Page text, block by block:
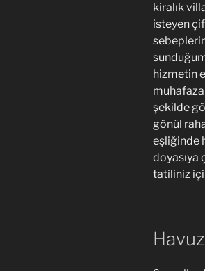
kiralık
isteyen
hizmetin
şekilde
gönül
eşliğinde
doyasıya
tatiliniz